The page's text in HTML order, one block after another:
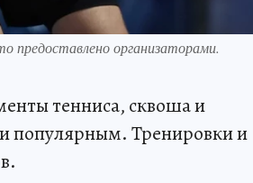
предоставлено организаторами.
тенниса, сквошa и
популярным. Тренировки и